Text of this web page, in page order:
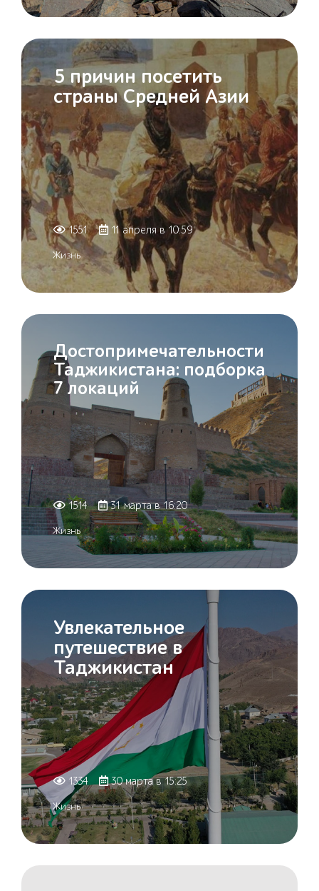
5 причин посетить
страны Средней Азии
1551 11 апреля в 10:59
Жизнь
Достопримечательности
Таджикистана: подборка
7 локаций
1514 31 марта в 16:20
Жизнь
Увлекательное
путешествие в
Таджикистан
1334 30 марта в 15:25
Жизнь